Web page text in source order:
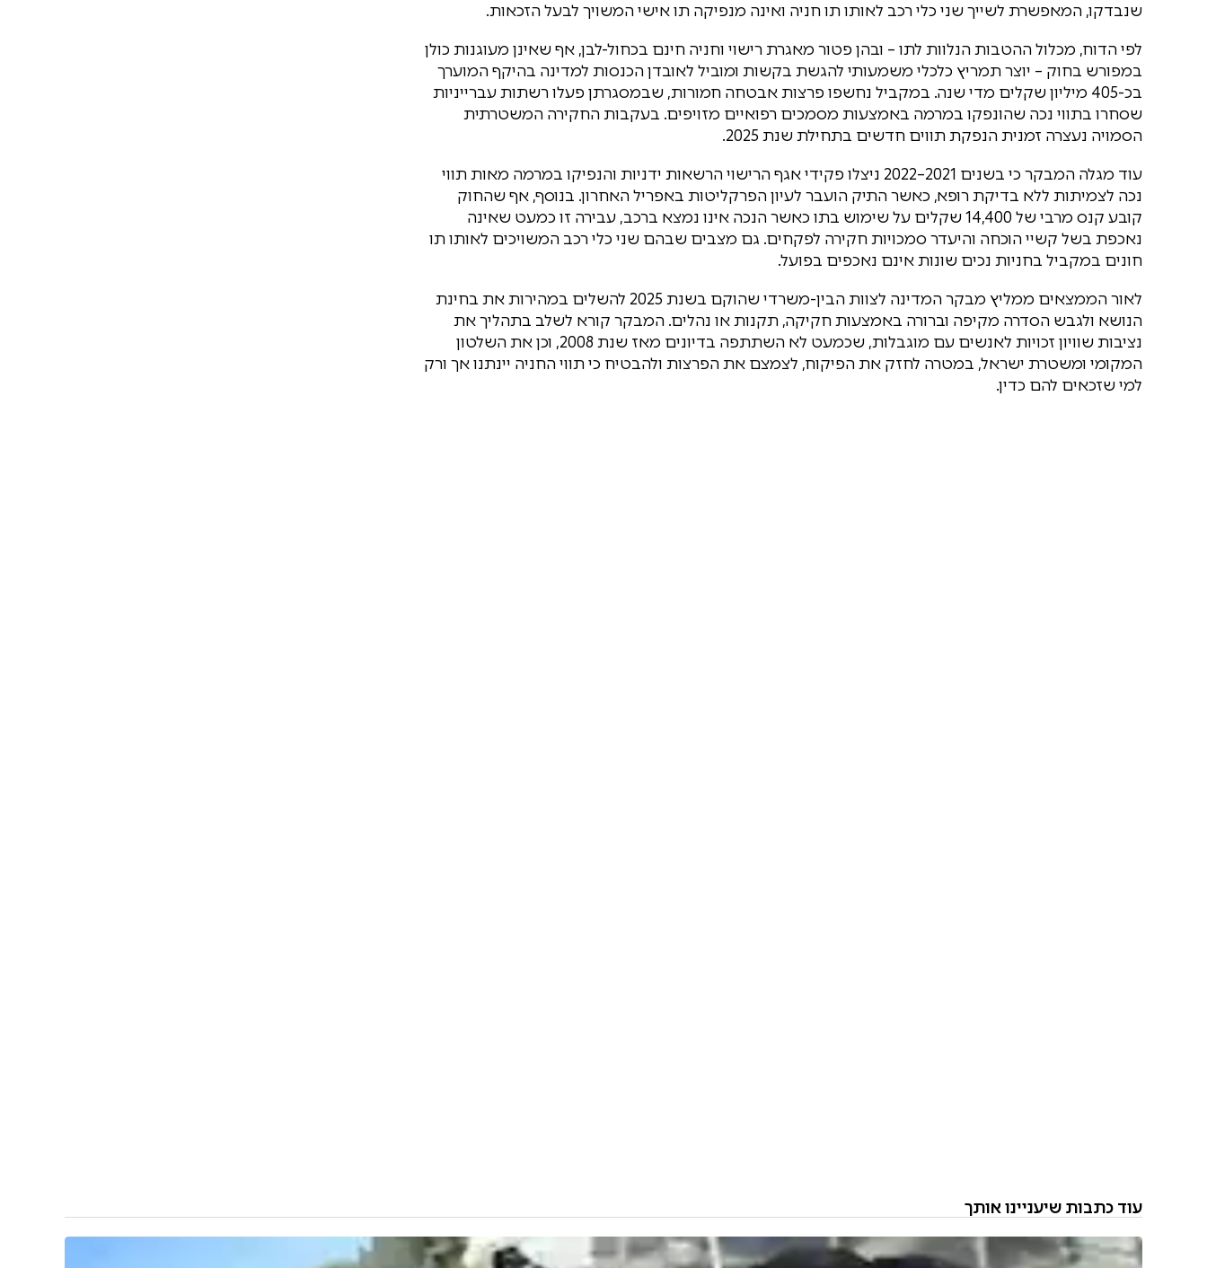
שנבדקו, המאפשרת לשייך שני כלי רכב לאותו תו חניה ואינה מנפיקה תו אישי המשויך לבעל הזכאות.
לפי הדוח, מכלול ההטבות הנלוות לתו – ובהן פטור מאגרת רישוי וחניה חינם בכחול-לבן, אף שאינן מעוגנות כולן
במפורש בחוק – יוצר תמריץ כלכלי משמעותי להגשת בקשות ומוביל לאובדן הכנסות למדינה בהיקף המוערך
בכ-405 מיליון שקלים מדי שנה. במקביל נחשפו פרצות אבטחה חמורות, שבמסגרתן פעלו רשתות עברייניות
שסחרו בתווי נכה שהונפקו במרמה באמצעות מסמכים רפואיים מזויפים. בעקבות החקירה המשטרתית
הסמויה נעצרה זמנית הנפקת תווים חדשים בתחילת שנת 2025.
עוד מגלה המבקר כי בשנים 2021–2022 ניצלו פקידי אגף הרישוי הרשאות ידניות והנפיקו במרמה מאות תווי
נכה לצמיתות ללא בדיקת רופא, כאשר התיק הועבר לעיון הפרקליטות באפריל האחרון. בנוסף, אף שהחוק
קובע קנס מרבי של 14,400 שקלים על שימוש בתו כאשר הנכה אינו נמצא ברכב, עבירה זו כמעט שאינה
נאכפת בשל קשיי הוכחה והיעדר סמכויות חקירה לפקחים. גם מצבים שבהם שני כלי רכב המשויכים לאותו תו
חונים במקביל בחניות נכים שונות אינם נאכפים בפועל.
לאור הממצאים ממליץ מבקר המדינה לצוות הבין-משרדי שהוקם בשנת 2025 להשלים במהירות את בחינת
הנושא ולגבש הסדרה מקיפה וברורה באמצעות חקיקה, תקנות או נהלים. המבקר קורא לשלב בתהליך את
נציבות שוויון זכויות לאנשים עם מוגבלות, שכמעט לא השתתפה בדיונים מאז שנת 2008, וכן את השלטון
המקומי ומשטרת ישראל, במטרה לחזק את הפיקוח, לצמצם את הפרצות ולהבטיח כי תווי החניה יינתנו אך ורק
למי שזכאים להם כדין.
עוד כתבות שיעניינו אותך